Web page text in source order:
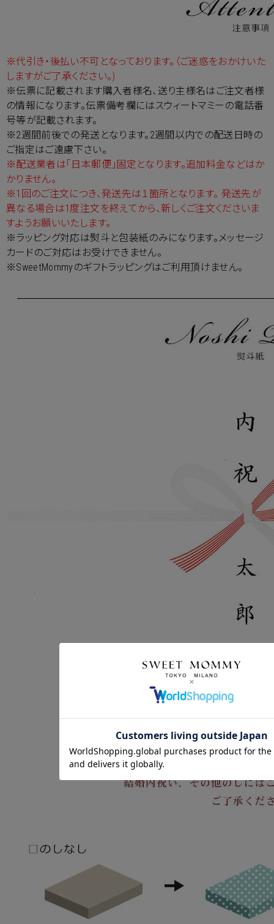
※代引き・後払い不可となっております。（ご迷惑をおかけいた
しますがご了承ください。)
※伝票に記載されます購入者様名、送り主様名はご注文者様
の情報になります。伝票備考欄にはスウィートマミーの電話番
号等が記載されます。
※2週間前後での発送となります。2週間以内での配送日時の
ご指定はご遠慮下さい。
※配送業者は「日本郵便」固定となります。追加料金などはか
かりません。
※1回のご注文につき、発送先は１箇所となります。 発送先が
異なる場合は1度注文を終えてから、新しくご注文くださいま
すようお願いいたします。
※ラッピング対応は熨斗と包装紙のみになります。メッセージ
カードのご対応はお受けできません。
※SweetMommyのギフトラッピングはご利用頂けません。
クーポンコードをコピーしました。
クーポンのご利用には会員登録が必要となります。